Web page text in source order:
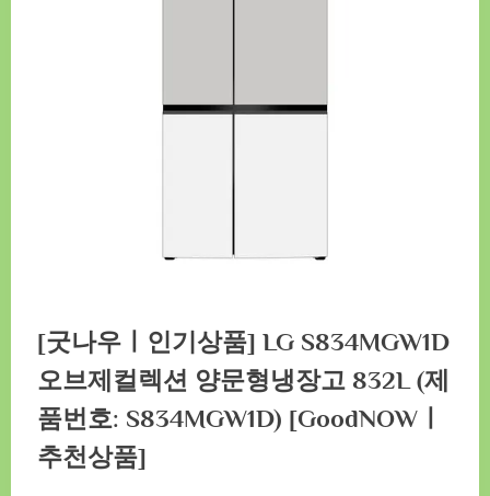
[굿나우ㅣ인기상품] LG S834MGW1D
오브제컬렉션 양문형냉장고 832L (제
품번호: S834MGW1D) [GoodNOWㅣ
추천상품]